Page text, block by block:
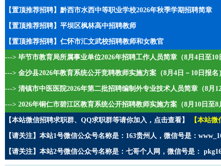
【置顶推荐招聘】黔西市水西中等职业学校2026年秋季学期招聘简章
【置顶推荐招聘】平坝区枫林高中招聘教师
【置顶推荐招聘】仁怀市汇文武校招聘教师和女教官
---> 毕节市教育局所属事业单位2026年招聘工作人员简章（8月4日至10
---> 金沙县2026年教育系统公开竞聘教师实施方案（8月4日－10日报名
---> 清镇市中医医院2026年第二批招聘编制外专业技术人员简章（8月
---> 2026年铜仁市碧江区教育系统公开招聘教师实施方案（8月10日至8
【本站微信招聘求职群、QQ求职群等请你加入，点击查看】 【本站
【请关注】本站1号微信公众号名称是：163贵州人，微信号是：
【请关注】本站2号微信公众号名称是：七哥个人网，微信号是：